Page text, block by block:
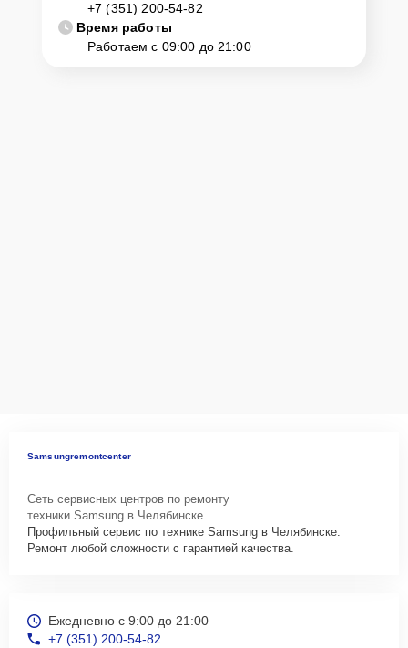
+7 (351) 200-54-82
Время работы
Работаем с 09:00 до 21:00
Samsungremontcenter
Сеть сервисных центров по ремонту
техники Samsung в Челябинске.
Профильный сервис по технике Samsung в Челябинске.
Ремонт любой сложности с гарантией качества.
Ежедневно с 9:00 до 21:00
+7 (351) 200-54-82